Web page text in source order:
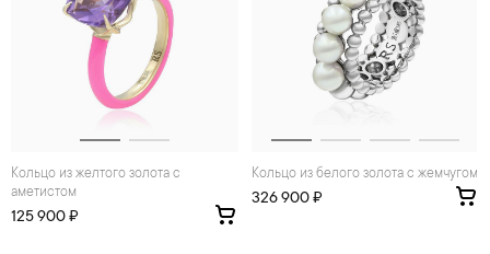
Кольцо из желтого золота с
аметистом
125 900 ₽
Кольцо из белого золота с жемчугом
326 900 ₽